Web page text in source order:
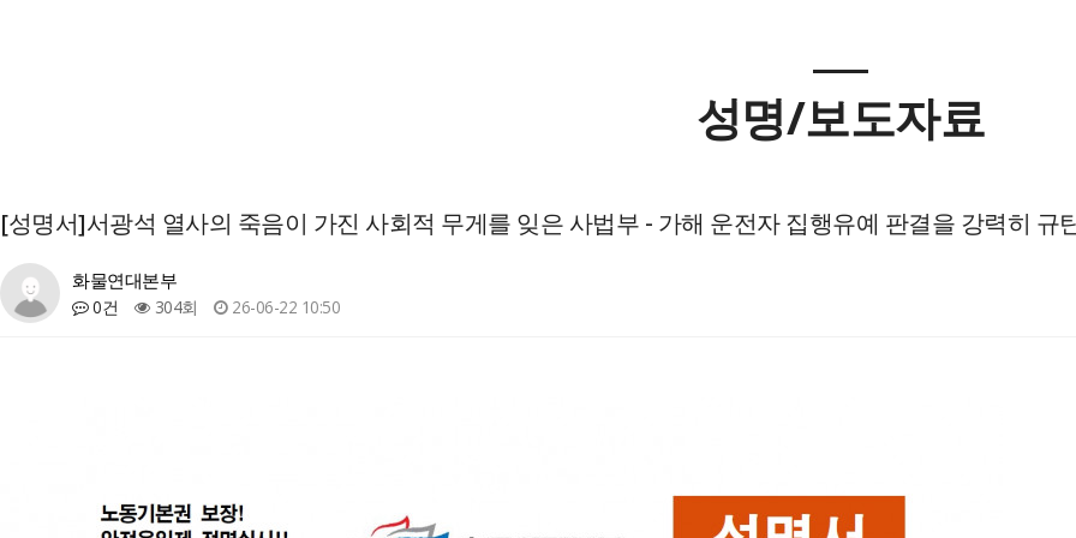
성명/보도자료
[성명서]서광석 열사의 죽음이 가진 사회적 무게를 잊은 사법부 - 가해 운전자 집행유예 판결을 강력히 규
화물연대본부
0건 304회 26-06-22 10:50